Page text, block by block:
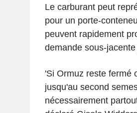
Le carburant peut
pour un porte-
peuvent rapidement
demande sous-
'Si Ormuz reste fermé
jusqu'au second
nécessairement